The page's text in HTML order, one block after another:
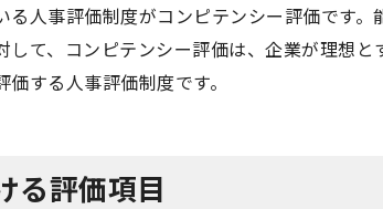
人事評価制度がコンピテンシー評価です。
して、コンピテンシー評価は、企業が理想
する人事評価制度です。
る評価項目